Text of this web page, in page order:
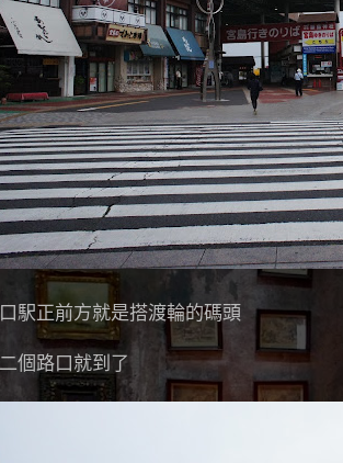
駅正前方就是搭渡輪的碼頭
個路口就到了